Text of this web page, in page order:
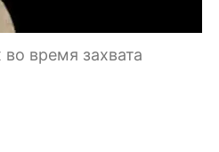
время захвата